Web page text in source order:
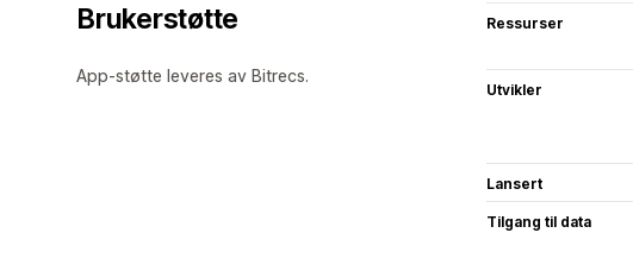
Brukerstøtte
App-støtte leveres av Bitrecs.
Ressurser
Utvikler
Lansert
Tilgang til data